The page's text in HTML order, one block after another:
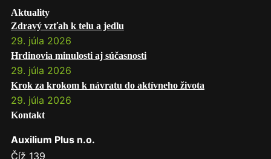
Aktuality
Zdravý vzťah k telu a jedlu
29. júla 2026
Hrdinovia minulosti aj súčasnosti
29. júla 2026
Krok za krokom k návratu do aktívneho života
29. júla 2026
Kontakt
Auxilium Plus n.o.
Číž 139